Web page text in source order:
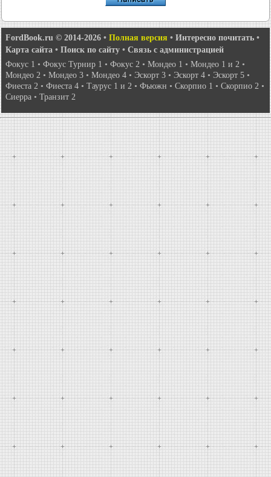
FordBook.ru © 2014-2026 • Полная версия • Интересно почитать •
Карта сайта • Поиск по сайту • Связь с администрацией
Фокус 1 • Фокус Турнир 1 • Фокус 2 • Мондео 1 • Мондео 1 и 2 •
Мондео 2 • Мондео 3 • Мондео 4 • Эскорт 3 • Эскорт 4 • Эскорт 5 •
Фиеста 2 • Фиеста 4 • Таурус 1 и 2 • Фьюжн • Скорпио 1 • Скорпио 2 •
Сиерра • Транзит 2